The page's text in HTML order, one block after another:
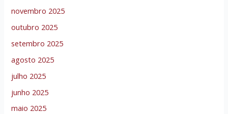
novembro 2025
outubro 2025
setembro 2025
agosto 2025
julho 2025
junho 2025
maio 2025